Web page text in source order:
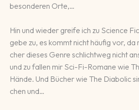
be­son­de­ren Or­te,…
Hin und wieder greife ich zu Science
ge­be zu, es kommt nicht häu­fig vor,
cher dieses Gen­re schlicht­weg nicht
und zu fallen mir Sci-Fi-Ro­ma­ne wie
Hän­de. Und Bü­cher wie The Diabolic
chen und…